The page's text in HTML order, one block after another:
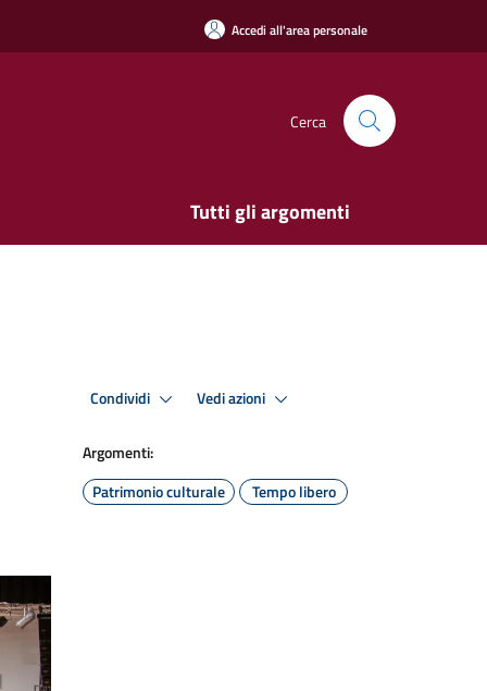
Accedi all'area personale
Cerca
Tutti gli argomenti
Condividi Vedi azioni
Argomenti:
Patrimonio culturale
Tempo libero